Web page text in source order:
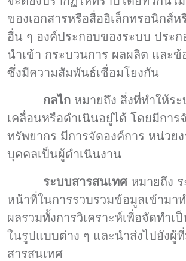
ของเอกสารหรือสื่ออิเล็กทรอนิกส์ห
อื่น ๆ องค์ประกอบของระบบ ประ
นำเข้า กระบวนการ ผลผลิต และ
ซึ่งมีความสัมพันธ์เชื่อมโยงกัน
กลไก หมายถึง สิ่งที่ทำให้ร
เคลื่อนหรือดำเนินอยู่ได้ โดยมีการ
ทรัพยากร มีการจัดองค์การ หน่วย
บุคคลเป็นผู้ดำเนินงาน
ระบบสารสนเทศ หมายถึง
หน้าที่ในการรวบรวมข้อมูลเข้ามา
ผลรวมทั้งการวิเคราะห์เพื่อจัดทำเ
ในรูปแบบต่าง ๆ และนำส่งไปยังผู้
สารสนเทศ